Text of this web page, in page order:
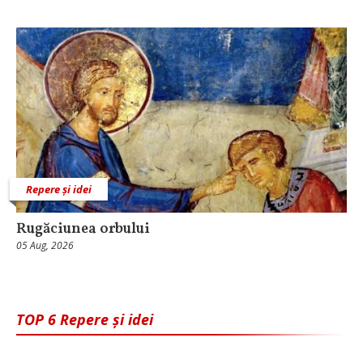
Repere și idei
Rugăciunea orbului
05 Aug, 2026
TOP 6 Repere și idei